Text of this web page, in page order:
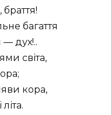
багаття
— дух!..
світа,
кора,